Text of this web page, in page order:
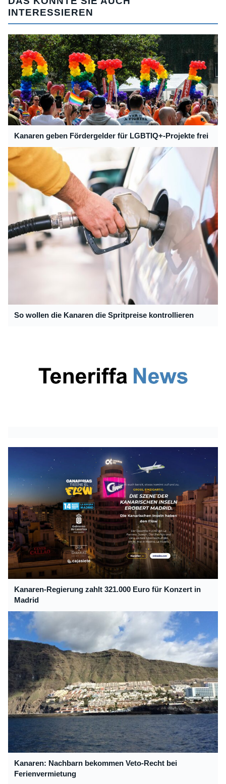
INTERESSIEREN
Kanaren geben Fördergelder für LGBTIQ+-Projekte frei
So wollen die Kanaren die Spritpreise kontrollieren
Kanaren-Regierung zahlt 321.000 Euro für Konzert in
Madrid
Kanaren: Nachbarn bekommen Veto-Recht bei
Ferienvermietung